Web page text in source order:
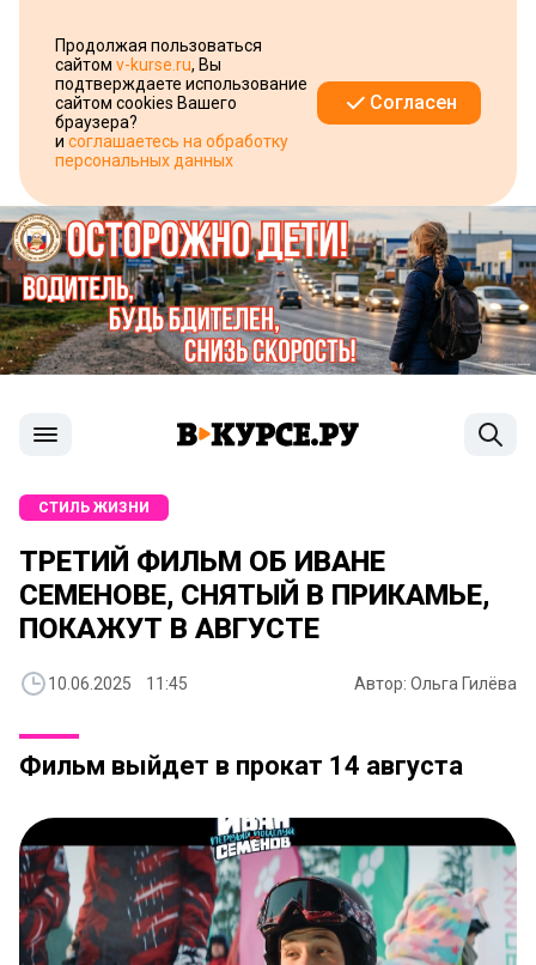
Продолжая пользоваться
сайтом v-kurse.ru, Вы
подтверждаете использование
сайтом cookies Вашего
браузера?
и соглашаетесь на обработку
персональных данных
Согласен
СТИЛЬ ЖИЗНИ
ТРЕТИЙ ФИЛЬМ ОБ ИВАНЕ
СЕМЕНОВЕ, СНЯТЫЙ В ПРИКАМЬЕ,
ПОКАЖУТ В АВГУСТЕ
10.06.2025 11:45 Автор: Ольга Гилёва
Фильм выйдет в прокат 14 августа